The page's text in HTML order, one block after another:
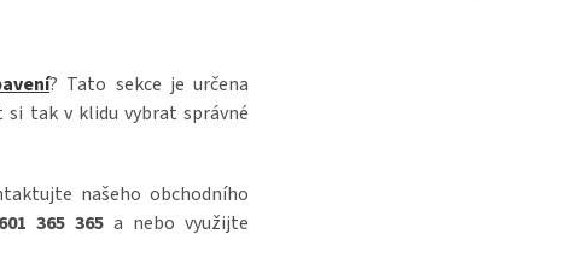
? Tato sekce je určena
tak v klidu vybrat správné
našeho obchodního
365 365 a nebo využijte